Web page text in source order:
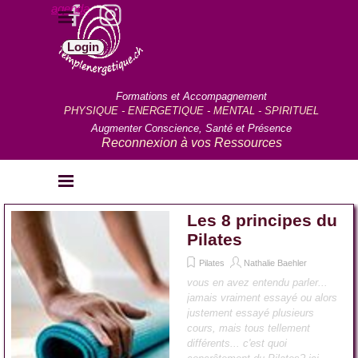
Aller au contenu
agenda
Sauter le menu
Login
Formations et Accompagnement
PHYSIQUE - ENERGETIQUE - MENTAL - SPIRITUEL
Augmenter Conscience, Santé et Présence
Reconnexion à vos Ressources
Sauter le menu
Les 8 principes du
Pilates
Pilates Nathalie Baehler
vous en avez entendu parler...
jamais vraiment essayé ou alors
justement essayé plusieurs
cours, mais tous tellement
différents... c'est quoi